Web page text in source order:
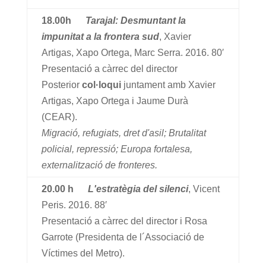
18.00h
Tarajal: Desmuntant la
impunitat a la frontera sud, Xavier
Artigas, Xapo Ortega, Marc Serra. 2016. 80′
Presentació a càrrec del director
Posterior col·loquijuntament amb Xavier
Artigas, Xapo Ortega i Jaume Durà
(CEAR).
Migració, refugiats, dret d'asil; Brutalitat
policial, repressió; Europa fortalesa,
externalització de fronteres.
20.00 h L'estratègia del silenci, Vicent
Peris. 2016. 88′
Presentació a càrrec del director i Rosa
Garrote (Presidenta de l´Associació de
Víctimes del Metro).